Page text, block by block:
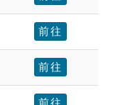
前往
前往